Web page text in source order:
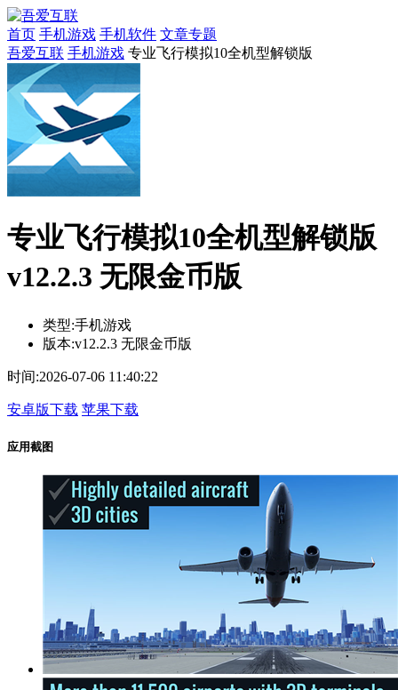
首页 手机游戏 手机软件 文章专题
吾爱互联 手机游戏 专业飞行模拟10全机型解锁版
专业飞行模拟10全机型解锁版
v12.2.3 无限金币版
类型:手机游戏
版本:v12.2.3 无限金币版
时间:2026-07-06 11:40:22
安卓版下载 苹果下载
应用截图